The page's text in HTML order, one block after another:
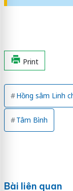
Print
Hồng sâm Linh
Tâm Bình
Bài liên quan